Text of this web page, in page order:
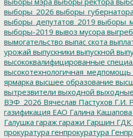
выборы_2026 выборы_губернатора
выборы_депутатов_2019
выборы-2019 вывоз мусора
вымогательство выпас скота
урожай выпускники выпускной
высококвалифицированные
высокотехнологичная_медпомощь
ярмарка высшее образование
вытрезвители выходной выходные
ВЭФ_2026 Вячеслав Пастухов Г.И.
газификация ЕАО Галина Кашапова
Галушка гараж гаражи Гаршин ГДК
прокуратура генпрокуратура